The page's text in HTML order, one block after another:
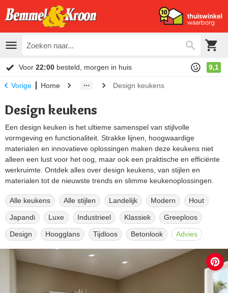
Voor 22:00 besteld, morgen in huis 9,1
Vorige Home Design keukens
Design keukens
Een design keuken is het ultieme samenspel van stijlvolle
vormgeving en functionaliteit. Strakke lijnen, hoogwaardige
materialen en innovatieve oplossingen maken deze keukens niet
alleen een lust voor het oog, maar ook een praktische en efficiënte
werkruimte. Ontdek alles over design keukens, van stijlen en
materialen tot de nieuwste trends en slimme keukenoplossingen.
Alle keukens Alle stijlen Landelijk Modern Hout
Japandi Luxe Industrieel Klassiek Greeploos
Design Hoogglans Tijdloos Betonlook Advies